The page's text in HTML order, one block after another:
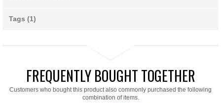
Tags (1)
FREQUENTLY BOUGHT TOGETHER
Customers who bought this product also commonly purchased the following
combination of items.